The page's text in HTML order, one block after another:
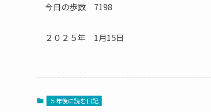
今日の歩数 7198
２０２５年 1月15日
５年後に読む日記